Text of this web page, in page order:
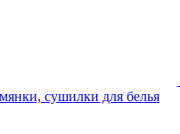
сушилки для белья